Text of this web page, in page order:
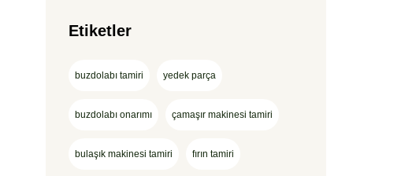
Etiketler
buzdolabı tamiri yedek parça
buzdolabı onarımı çamaşır makinesi tamiri
bulaşık makinesi tamiri fırın tamiri